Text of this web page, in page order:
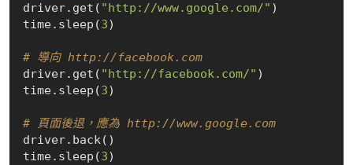
driver.get( "http://www.google.com/" )
time.sleep(3)
# 導向 http://facebook.com
driver.get( "http://facebook.com/" )
time.sleep(3)
# 頁面後退，應為 http://www.google.com
driver.back()
time.sleep(3)